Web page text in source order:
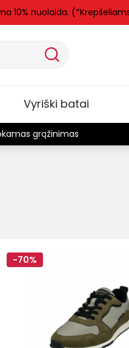
10% nuolaida.
Vyriški batai
grąžinimas
-70%